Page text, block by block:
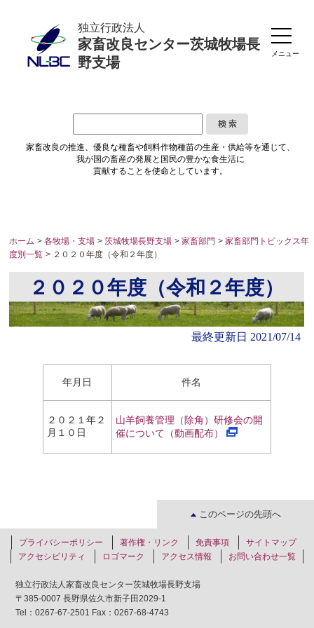
独立行政法人
家畜改良センター茨城牧場長
野支場
メニュー
家畜改良の推進、優良な種畜や飼料作物種苗の生産・供給等を通じて、
我が国の畜産の発展と国民の豊かな食生活に
貢献することを使命としています。
ホーム >各牧場・支場 >茨城牧場長野支場 >家畜部門 >家畜部門トピックス年
度別一覧 > ２０２０年度（令和２年度）
２０２０年度（令和２年度）
最終更新日 2021/07/14
年月日 件名
２０２１年２
月１０日
山羊飼養管理（除角）研修会の開
催について（動画配布）
このページの先頭へ
プライバシーポリシー 著作権・リンク 免責事項
サイトマップ
アクセシビリティ
ロゴマーク アクセス情報 お問い合わせ一覧
独立行政法人家畜改良センター茨城牧場長野支場
〒385-0007 長野県佐久市新子田2029-1
Tel：0267-67-2501 Fax：0267-68-4743